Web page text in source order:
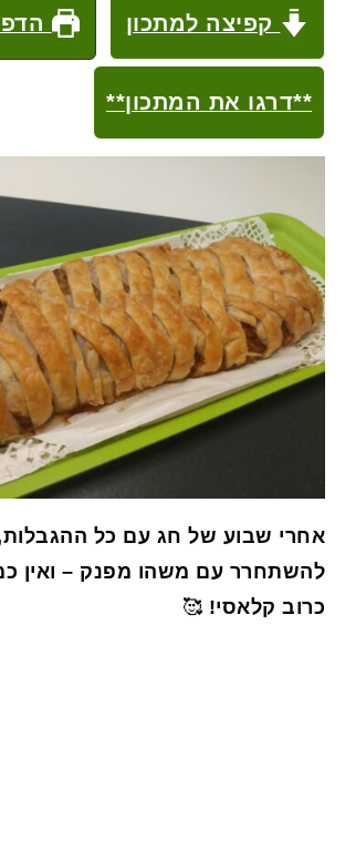
קפיצה למתכון
**דרגו את המתכון**
אחרי שבוע של חג עם כל
להשתחרר עם משהו מפנק – ואין
כרוב קלאסי! 🥰